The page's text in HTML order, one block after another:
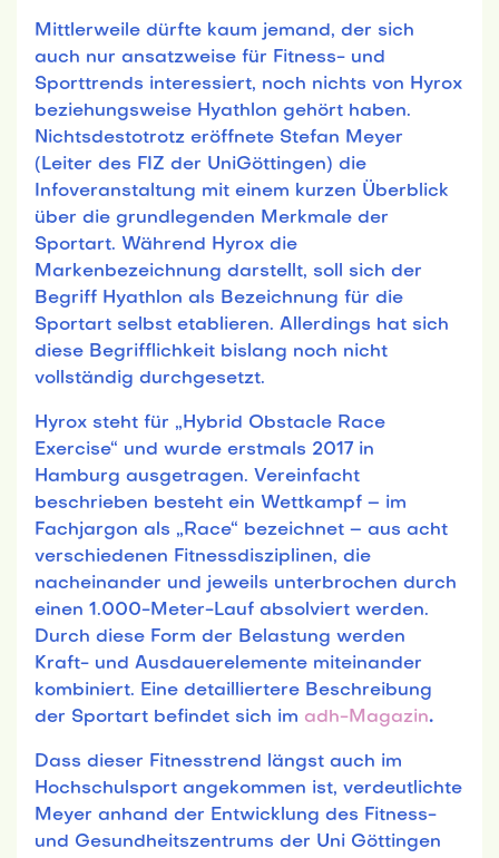
Mittlerweile dürfte kaum jemand, der sich
auch nur ansatzweise für Fitness- und
Sporttrends interessiert, noch nichts von Hyrox
beziehungsweise Hyathlon gehört haben.
Nichtsdestotrotz eröffnete Stefan Meyer
(Leiter des FIZ der UniGöttingen) die
Infoveranstaltung mit einem kurzen Überblick
über die grundlegenden Merkmale der
Sportart. Während Hyrox die
Markenbezeichnung darstellt, soll sich der
Begriff Hyathlon als Bezeichnung für die
Sportart selbst etablieren. Allerdings hat sich
diese Begrifflichkeit bislang noch nicht
vollständig durchgesetzt.
Hyrox steht für „Hybrid Obstacle Race
Exercise“ und wurde erstmals 2017 in
Hamburg ausgetragen. Vereinfacht
beschrieben besteht ein Wettkampf – im
Fachjargon als „Race“ bezeichnet – aus acht
verschiedenen Fitnessdisziplinen, die
nacheinander und jeweils unterbrochen durch
einen 1.000-Meter-Lauf absolviert werden.
Durch diese Form der Belastung werden
Kraft- und Ausdauerelemente miteinander
kombiniert. Eine detailliertere Beschreibung
der Sportart befindet sich im adh-Magazin.
Dass dieser Fitnesstrend längst auch im
Hochschulsport angekommen ist, verdeutlichte
Meyer anhand der Entwicklung des Fitness-
und Gesundheitszentrums der Uni Göttingen